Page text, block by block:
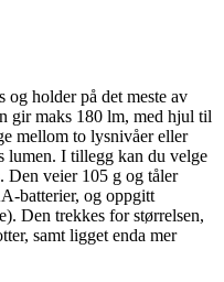
holder på det meste av
gir maks 180 lm, med hjul til
mellom to lysnivåer eller
lumen. I tillegg kan du velge
Den veier 105 g og tåler
batterier, og oppgitt
Den trekkes for størrelsen,
samt ligget enda mer